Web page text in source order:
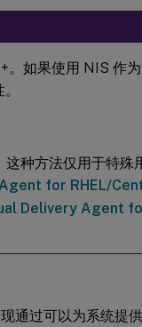
如果使用 NIS 作
种方法仅用于特殊
for RHEL/
Delivery Agent
通过可以为系统提